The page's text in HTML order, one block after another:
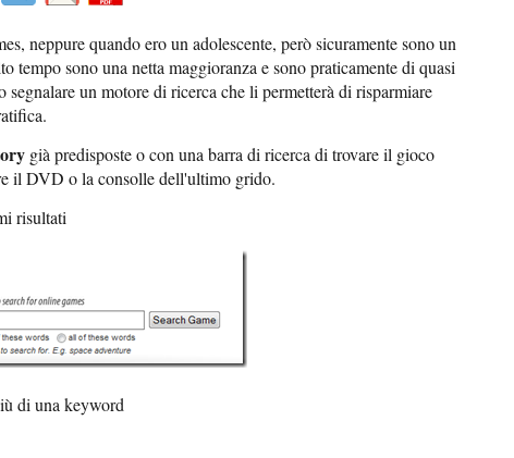
neppure quando ero un adolescente, però sicuramente sono un
tempo sono una netta maggioranza e sono praticamente di quasi
segnalare un motore di ricerca che li permetterà di risparmiare
già predisposte o con una barra di ricerca di trovare il gioco
il DVD o la consolle dell'ultimo grido.
risultati
di una keyword